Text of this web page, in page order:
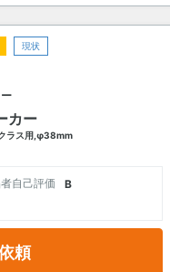
現状
カー
ラス用,φ38mm
自己評価
B
頼